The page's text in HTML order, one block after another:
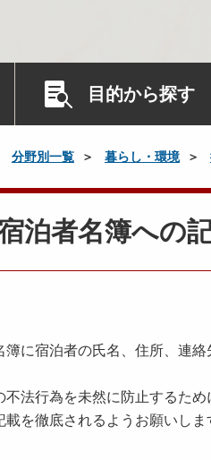
目的から探す
分野別一覧 暮らし・環境
泊者名簿への
に宿泊者の氏名、住所、連
法行為を未然に防止するた
を徹底されるようお願いしま